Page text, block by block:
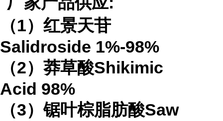
（1）红景天苷
Salidroside 1%-98%
（2）莽草酸Shikimic
Acid 98%
（3）锯叶棕脂肪酸Saw